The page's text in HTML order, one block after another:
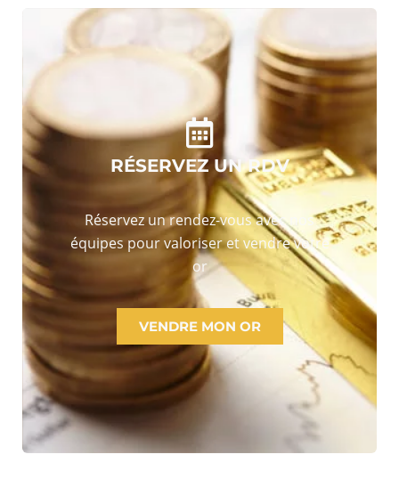
RÉSERVEZ UN RDV
Réservez un rendez-vous avec nos
équipes pour valoriser et vendre votre
or
VENDRE MON OR